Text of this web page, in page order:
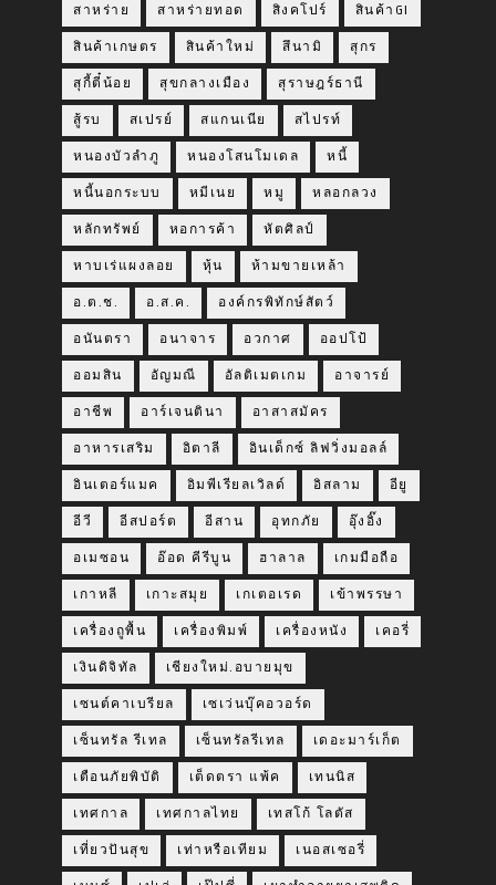
สาหร่าย สาหร่ายทอด สิงคโปร์ สินค้าGI
สินค้าเกษตร สินค้าใหม่ สึนามิ สุกร
สุกี้ตี๋น้อย สุขกลางเมือง สุราษฎร์ธานี
สู้รบ สเปรย์ สแกนเนีย สไปรท์
หนองบัวลำภู หนองโสนโมเดล หนี้
หนี้นอกระบบ หมีเนย หมู หลอกลวง
หลักทรัพย์ หอการค้า หัตศิลป์
หาบเร่แผงลอย หุ้น ห้ามขายเหล้า
อ.ต.ช. อ.ส.ค. องค์กรพิทักษ์สัตว์
อนันตรา อนาจาร อวกาศ ออปโป้
ออมสิน อัญมณี อัลติเมตเกม อาจารย์
อาชีพ อาร์เจนตินา อาสาสมัคร
อาหารเสริม อิตาลี อินเด็กซ์ ลิฟวิ่งมอลล์
อินเตอร์แมค อิมพีเรียลเวิลด์ อิสลาม อียู
อีวี อีสปอร์ต อีสาน อุทกภัย อุ๊งอิ๊ง
อเมซอน อ๊อด คีรีบูน ฮาลาล เกมมือถือ
เกาหลี เกาะสมุย เกเตอเรด เข้าพรรษา
เครื่องถูพื้น เครื่องพิมพ์ เครื่องหนัง เคอรี่
เงินดิจิทัล เชียงใหม่.อบายมุข
เซนต์คาเบรียล เซเว่นบุ๊คอวอร์ด
เซ็นทรัล รีเทล เซ็นทรัลรีเทล เดอะมาร์เก็ต
เตือนภัยพิบัติ เต็ดตรา แพ้ค เทนนิส
เทศกาล เทศกาลไทย เทสโก้ โลตัส
เที่ยวปันสุข เท่าหรือเทียม เนอสเซอรี่